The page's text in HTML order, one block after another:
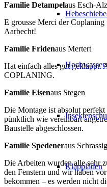
Klappläden
Familie Detampelaus Esch-
E grousse Merci der
Aarbecht!
Familie Fridenaus Mertert
Hat einfach alles gut geklappt.
COPLANING.
Familie Eisenaus Stegen
Die Montage ist absolut
pünktlich wie vereinbart
Baustelle abgeschlossen.
Familie Spedeneraus Schrassig
Die Arbeiten wurden alle sehr
den Fenstern und wir haben
bekommen – es werden nicht